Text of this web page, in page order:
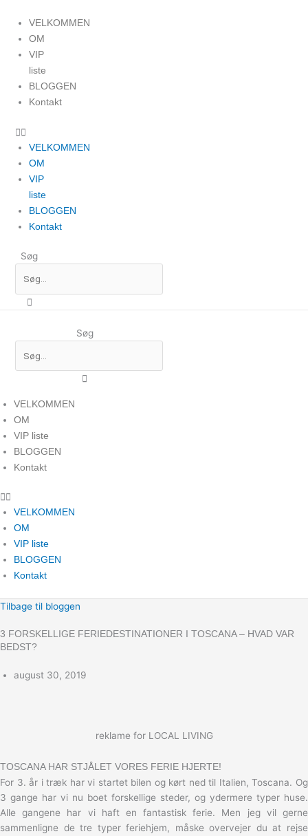
indholdet
VELKOMMEN
OM
VIP
liste
BLOGGEN
Kontakt
VELKOMMEN
OM
VIP
liste
BLOGGEN
Kontakt
Søg
Søg
VELKOMMEN
OM
VIP liste
BLOGGEN
Kontakt
VELKOMMEN
OM
VIP liste
BLOGGEN
Kontakt
Tilbage til bloggen
3 FORSKELLIGE FERIEDESTINATIONER I TOSCANA – HVAD VAR
BEDST?
august 30, 2019
reklame for LOCAL LIVING
TOSCANA HAR STJÅLET VORES FERIE HJERTE!
For 3. år i træk har vi startet bilen og kørt ned til Italien, Toscana. Og
3 gange har vi nu boet forskellige steder, og ydermere typer huse.
Alle gangene har vi haft en fantastisk ferie. Men jeg vil gerne
sammenligne de tre typer feriehjem, måske overvejer du at rejse